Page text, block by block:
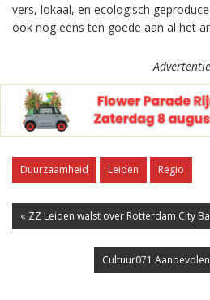
vers, lokaal, en ecologisch
ook nog eens ten goede aan al het
Advertentie
Duurzaamheid Leiden Regio
« ZZ Leiden walst over Rotterdam City
Cultuur071